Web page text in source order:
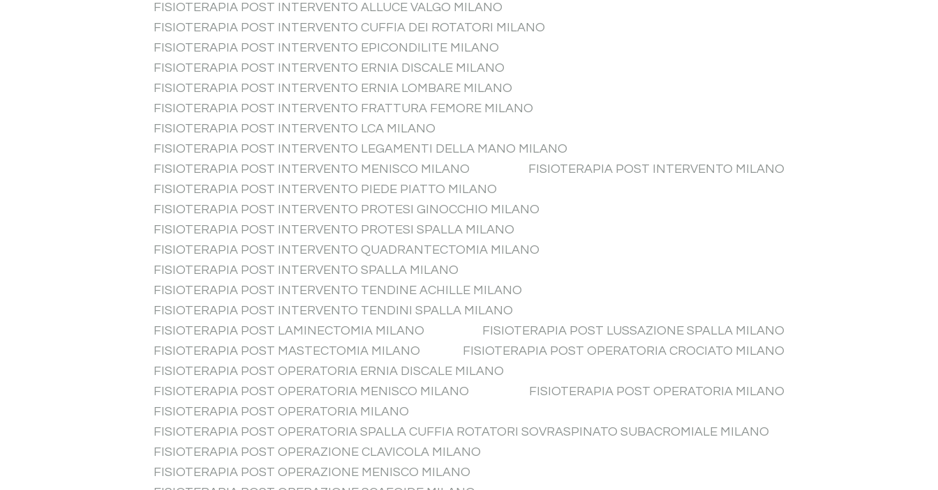
FISIOTERAPIA POST INTERVENTO ALLUCE VALGO MILANO
FISIOTERAPIA POST INTERVENTO CUFFIA DEI ROTATORI MILANO
FISIOTERAPIA POST INTERVENTO EPICONDILITE MILANO
FISIOTERAPIA POST INTERVENTO ERNIA DISCALE MILANO
FISIOTERAPIA POST INTERVENTO ERNIA LOMBARE MILANO
FISIOTERAPIA POST INTERVENTO FRATTURA FEMORE MILANO
FISIOTERAPIA POST INTERVENTO LCA MILANO
FISIOTERAPIA POST INTERVENTO LEGAMENTI DELLA MANO MILANO
FISIOTERAPIA POST INTERVENTO MENISCO MILANO
FISIOTERAPIA POST INTERVENTO MILANO
FISIOTERAPIA POST INTERVENTO PIEDE PIATTO MILANO
FISIOTERAPIA POST INTERVENTO PROTESI GINOCCHIO MILANO
FISIOTERAPIA POST INTERVENTO PROTESI SPALLA MILANO
FISIOTERAPIA POST INTERVENTO QUADRANTECTOMIA MILANO
FISIOTERAPIA POST INTERVENTO SPALLA MILANO
FISIOTERAPIA POST INTERVENTO TENDINE ACHILLE MILANO
FISIOTERAPIA POST INTERVENTO TENDINI SPALLA MILANO
FISIOTERAPIA POST LAMINECTOMIA MILANO
FISIOTERAPIA POST LUSSAZIONE SPALLA MILANO
FISIOTERAPIA POST MASTECTOMIA MILANO
FISIOTERAPIA POST OPERATORIA CROCIATO MILANO
FISIOTERAPIA POST OPERATORIA ERNIA DISCALE MILANO
FISIOTERAPIA POST OPERATORIA MENISCO MILANO
FISIOTERAPIA POST OPERATORIA MILANO
FISIOTERAPIA POST OPERATORIA MILANO
FISIOTERAPIA POST OPERATORIA SPALLA CUFFIA ROTATORI SOVRASPINATO SUBACROMIALE MILANO
FISIOTERAPIA POST OPERAZIONE CLAVICOLA MILANO
FISIOTERAPIA POST OPERAZIONE MENISCO MILANO